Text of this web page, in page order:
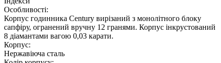
Особливості:
Корпус годинника Century вирізаний з монолітного блоку
сапфіру, огранений вручну 12 гранями. Корпус інкрустований
8 діамантами вагою 0,03 карати.
Корпус:
Нержавіюча сталь